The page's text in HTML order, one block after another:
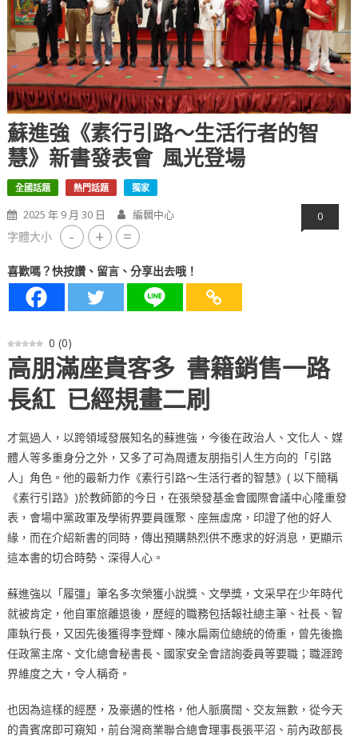
蘇進強《素行引路～生活行者的智
慧》新書發表會 風光登場
全國話題 熱門話題 獨家
2025 年 9 月 30 日 編輯中心 0
字體大小 - + =
喜歡嗎？快按讚、留言、分享出去哦！
0 (0)
高朋滿座貴客多 書籍銷售一路
長紅 已經規畫二刷
才氣過人，以跨領域發展知名的蘇進強，今後在政治人、文化人、媒
體人等多重身分之外，又多了可為周遭友朋指引人生方向的「引路
人」角色。他的最新力作《素行引路～生活行者的智慧》( 以下簡稱
《素行引路》)於教師節的今日，在張榮發基金會國際會議中心隆重發
表，會場中黨政軍及學術界要員匯聚、座無虛席，印證了他的好人
緣，而在介紹新書的同時，傳出預購熱烈供不應求的好消息，更顯示
這本書的切合時勢、深得人心。
蘇進強以「履彊」筆名多次榮獲小說獎、文學獎，文采早在少年時代
就被肯定，他自軍旅離退後，歷經的職務包括報社總主筆、社長、智
庫執行長，又因先後獲得李登輝、陳水扁兩位總統的倚重，曾先後擔
任政黨主席、文化總會秘書長、國家安全會諮詢委員等要職；職涯跨
界維度之大，令人稱奇。
也因為這樣的經歷，及豪邁的性格，他人脈廣闊、交友無數，從今天
的貴賓席即可窺知，前台灣商業聯合總會理事長張平沼、前內政部長